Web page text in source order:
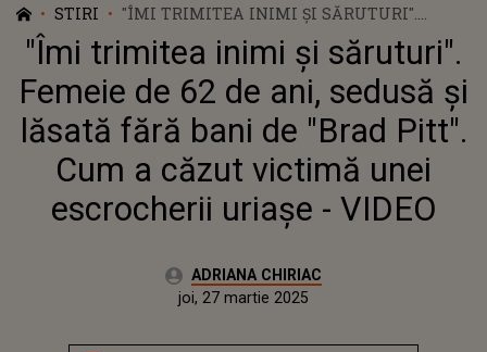
STIRI
"ÎMI TRIMITEA INIMI ȘI SĂRUTURI".
FEMEIE DE 62 DE ANI, SEDUSĂ ȘI LĂSATĂ
FĂRĂ BANI DE "BRAD PITT". CUM A CĂZUT
VICTIMĂ UNEI ESCROCHERII URIAȘE -
VIDEO
"Îmi trimitea inimi și săruturi".
Femeie de 62 de ani, sedusă și
lăsată fără bani de "Brad Pitt".
Cum a căzut victimă unei
escrocherii uriașe - VIDEO
Autor:ADRIANA CHIRIAC
miercuri, 27 martie 2024Actualizat:
joi, 27 martie 2025